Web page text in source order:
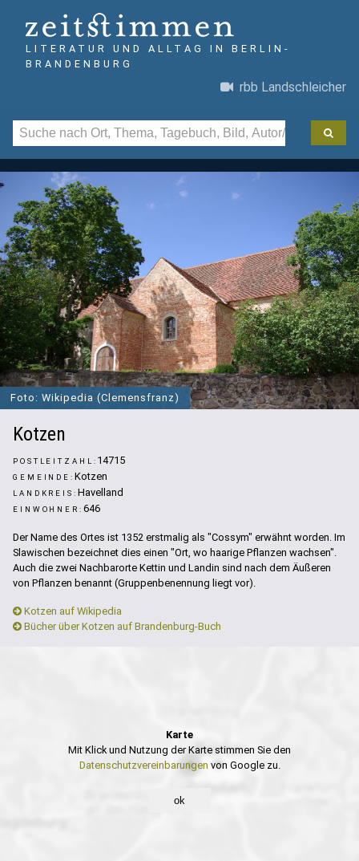
LITERATUR UND ALLTAG IN BERLIN-
BRANDENBURG
rbb Landschleicher
Foto: Wikipedia (Clemensfranz)
Kotzen
POSTLEITZAHL: 14715
GEMEINDE: Kotzen
LANDKREIS: Havelland
EINWOHNER: 646
Der Name des Ortes ist 1352 erstmalig als "Cossym" erwähnt worden. Im
Slawischen bezeichnet dies einen "Ort, wo haarige Pflanzen wachsen".
Auch die zwei Nachbarorte Kettin und Landin sind nach dem Äußeren
von Pflanzen benannt (Gruppenbenennung liegt vor).
Kotzen auf Wikipedia
Bücher über Kotzen auf Brandenburg-Buch
Karte
Mit Klick und Nutzung der Karte stimmen Sie den
Datenschutzvereinbarungen von Google zu.
ok